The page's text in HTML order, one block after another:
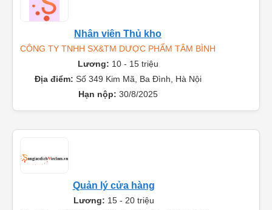
Nhân viên Thủ kho
CÔNG TY TNHH SX&TM DƯỢC PHẨM TÂM BÌNH
Lương: 10 - 15 triệu
Địa điểm: Số 349 Kim Mã, Ba Đình, Hà Nội
Hạn nộp: 30/8/2025
Quản lý cửa hàng
Lương: 15 - 20 triệu